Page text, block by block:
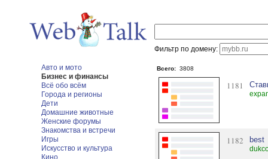
Фильтр по домену:
Авто и мото
Бизнес и финансы
Всё обо всём
Города и регионы
Дети
Домашние животные
Женские форумы
Знакомства и встречи
Игры
Искусство и культура
Кино
Всего: 3808
1181
1182 best